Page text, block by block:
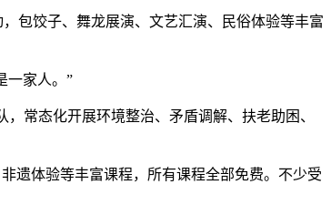
包饺子、舞龙展演、文艺汇演、民俗体验等丰富
一家人。”
常态化开展环境整治、矛盾调解、扶老助困、
遗体验等丰富课程，所有课程全部免费。不少受